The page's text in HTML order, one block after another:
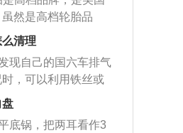
然是高档轮胎品
轮胎都有生产，这
市场。
清理
现自己的国六车排气
，可以利用铁丝或
物给取出来，如果
也可以采取应急措
利用木棍将所有的
盘
底锅，把两耳看作3